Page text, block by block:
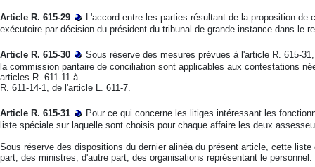
Article R. 615-29
L'accord entre les parties résultant de la proposition
exécutoire par décision du président du tribunal de grande instance dans le
Article R. 615-30
Sous réserve des mesures prévues à l'article R. 615-
la commission paritaire de conciliation sont applicables aux contestations
articles R. 611-11 à
R. 611-14-1, de l'article L. 611-7.
Article R. 615-31
Pour ce qui concerne les litiges intéressant les
liste spéciale sur laquelle sont choisis pour chaque affaire les deux
Sous réserve des dispositions du dernier alinéa du présent article, cette
part, des ministres, d'autre part, des organisations représentant le personnel.